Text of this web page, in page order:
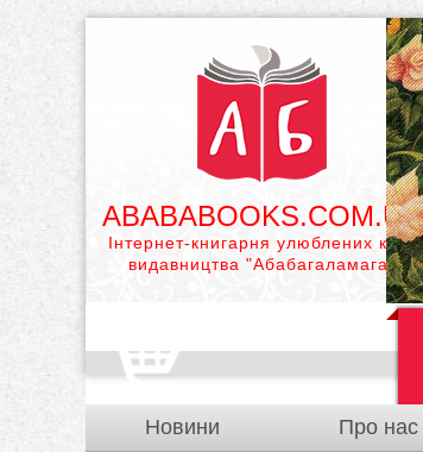
ABABABOOKS.COM.UA
Інтернет-книгарня улюблених книг
видавництва "Абабагаламага"
Новини Про нас